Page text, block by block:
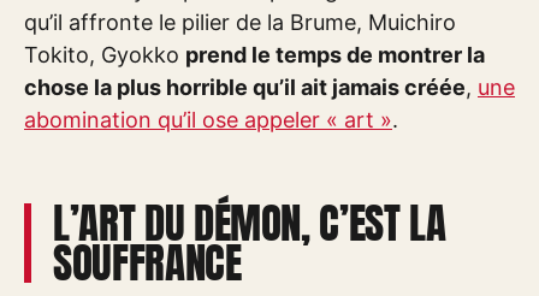
qu’il affronte le pilier de la Brume, Muichiro
Tokito, Gyokko prend le temps de montrer la
chose la plus horrible qu’il ait jamais créée, une
abomination qu’il ose appeler « art ».
L’ART DU DÉMON, C’EST LA
SOUFFRANCE